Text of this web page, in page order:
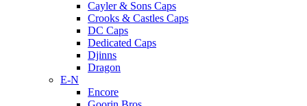
Cayler & Sons Caps
Crooks & Castles Caps
DC Caps
Dedicated Caps
Djinns
Dragon
E-N
Encore